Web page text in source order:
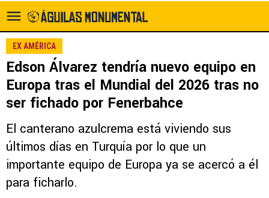
EX AMÉRICA
Edson Álvarez tendría nuevo equipo en
Europa tras el Mundial del 2026 tras no
ser fichado por Fenerbahce
El canterano azulcrema está viviendo sus
últimos días en Turquía por lo que un
importante equipo de Europa ya se acercó a él
para ficharlo.